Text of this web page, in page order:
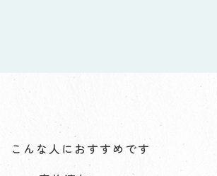
こんな人におすすめです